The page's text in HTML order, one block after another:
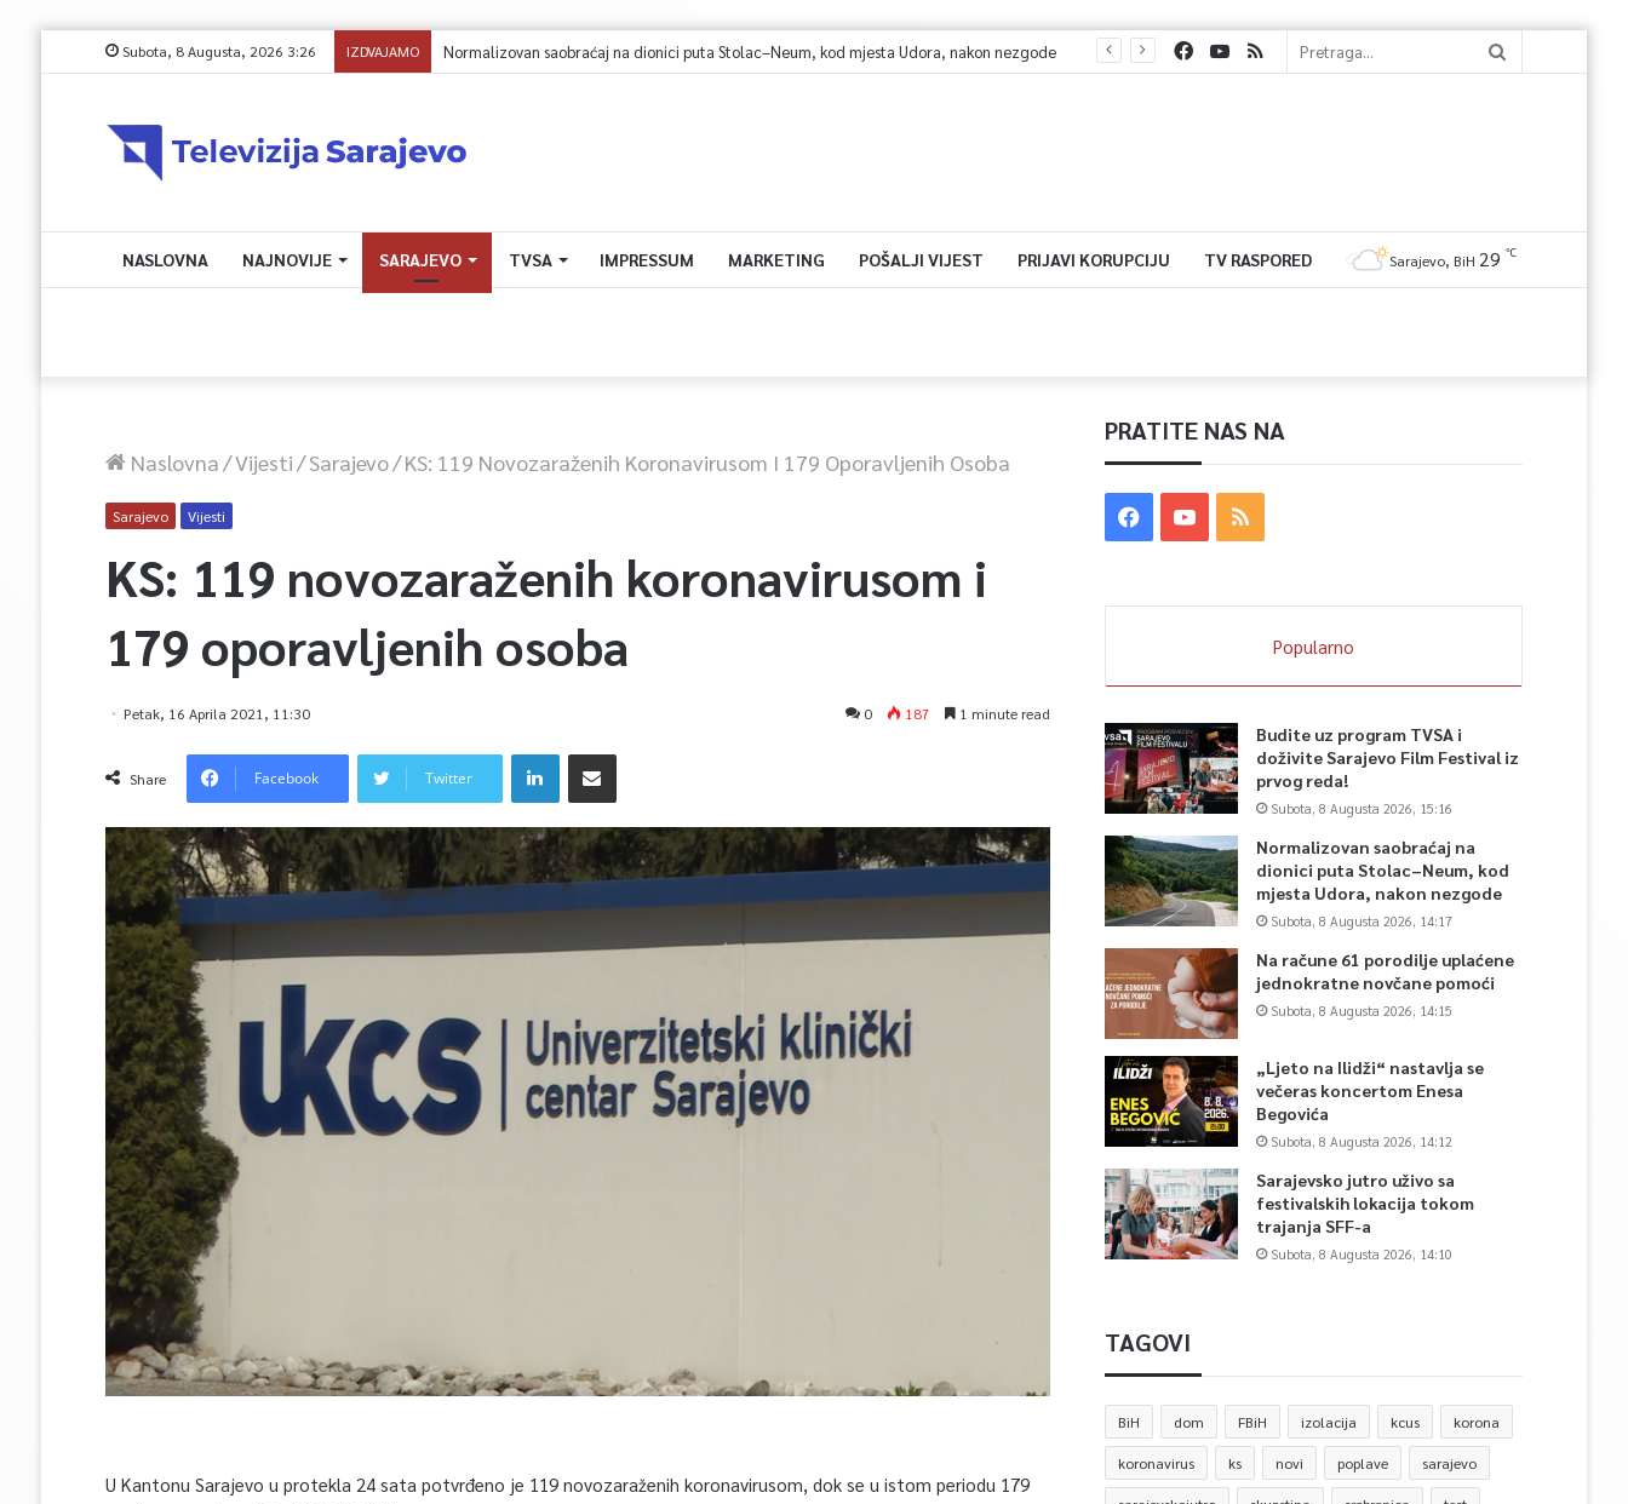
Subota, 8 Augusta, 2026 3:26 IZDVAJAMO
NASLOVNA NAJNOVIJE SARAJEVO TVSA IMPRESSUM MARKETING POŠALJI VIJEST PRIJAVI KORUPCIJU TV RASPORED Sarajevo, BiH 29 ℃
Naslovna/Vijesti/Sarajevo/KS: 119 Novozaraženih Koronavirusom I 179 Oporavljenih Osoba
Sarajevo Vijesti
KS: 119 novozaraženih koronavirusom i
179 oporavljenih osoba
Petak, 16 Aprila 2021, 11:30 0 187 1 minute read
Share Facebook Twitter
U Kantonu Sarajevo u protekla 24 sata potvrđeno je 119 novozaraženih koronavirusom, dok se u istom periodu 179
PRATITE NAS NA
Popularno
Budite uz program TVSA i
doživite Sarajevo Film Festival iz
prvog reda!
Subota, 8 Augusta 2026, 15:16
Normalizovan saobraćaj na
dionici puta Stolac–Neum, kod
mjesta Udora, nakon nezgode
Subota, 8 Augusta 2026, 14:17
Na račune 61 porodilje uplaćene
jednokratne novčane pomoći
Subota, 8 Augusta 2026, 14:15
„Ljeto na Ilidži“ nastavlja se
večeras koncertom Enesa
Begovića
Subota, 8 Augusta 2026, 14:12
Sarajevsko jutro uživo sa
festivalskih lokacija tokom
trajanja SFF-a
Subota, 8 Augusta 2026, 14:10
TAGOVI
BiH dom FBiH izolacija kcus korona
koronavirus ks novi poplave sarajevo